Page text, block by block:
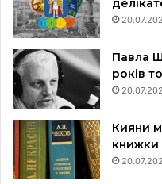
Павла
років
Кияни
книжки